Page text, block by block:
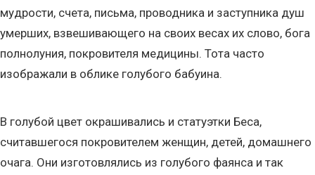
мудрости, счета, письма, проводника и заступника душ
умерших, взвешивающего на своих весах их слово, бога
полнолуния, покровителя медицины. Тота часто
изображали в облике голубого бабуина.
В голубой цвет окрашивались и статуэтки Беса,
считавшегося покровителем женщин, детей, домашнего
очага. Они изготовлялись из голубого фаянса и так